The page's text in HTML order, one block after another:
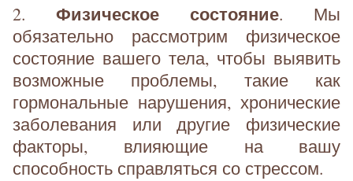
2.Физическое состояние. Мы
обязательно рассмотрим физическое
состояние вашего тела, чтобы выявить
возможные проблемы, такие как
гормональные нарушения, хронические
заболевания или другие физические
факторы, влияющие на вашу
способность справляться со стрессом.